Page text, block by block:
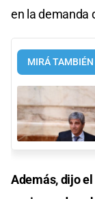
en la demanda
MIRÁ TAMBIÉN
Además, dijo